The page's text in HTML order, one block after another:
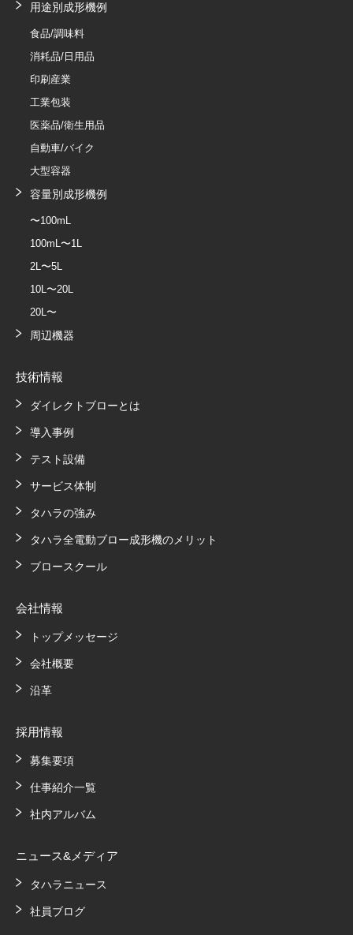
用途別成形機例
食品/調味料
消耗品/日用品
印刷産業
工業包装
医薬品/衛生用品
自動車/バイク
大型容器
容量別成形機例
〜100mL
100mL〜1L
2L〜5L
10L〜20L
20L〜
周辺機器
技術情報
ダイレクトブローとは
導入事例
テスト設備
サービス体制
タハラの強み
タハラ全電動ブロー成形機のメリット
ブロースクール
会社情報
トップメッセージ
会社概要
沿革
採用情報
募集要項
仕事紹介一覧
社内アルバム
ニュース&メディア
タハラニュース
社員ブログ